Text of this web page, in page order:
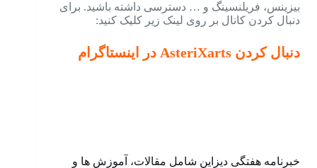
بیزینس، فریلنسینگ و … دسترسی داشته باشید. برای
دنبال کردن کانال بر روی لینک زیر کلیک کنید:
دنبال کردن AsteriXarts در اینستاگرام
خبرنامه هفتگی دیزاین شامل مقالات، آموزش ها و